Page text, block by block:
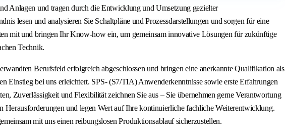
Anlagen und tragen durch die Entwicklung und Umsetzung gezielter
lesen und analysieren Sie Schaltpläne und Prozessdarstellungen und sorgen für eine
mit und bringen Ihr Know-how ein, um gemeinsam innovative Lösungen für zukünftige
Technik.
Berufsfeld erfolgreich abgeschlossen und bringen eine anerkannte Qualifikation als
Einstieg bei uns erleichtert. SPS- (S7/TIA) Anwenderkenntnisse sowie erste Erfahrungen
Zuverlässigkeit und Flexibilität zeichnen Sie aus – Sie übernehmen gerne Verantwortung
Herausforderungen und legen Wert auf Ihre kontinuierliche fachliche Weiterentwicklung.
mit uns einen reibungslosen Produktionsablauf sicherzustellen.